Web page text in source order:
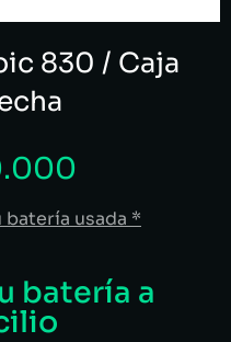
830 / Caja
usada *
batería a